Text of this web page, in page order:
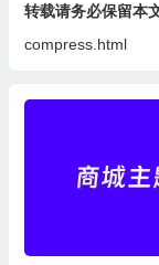
转载请务必保留本
compress.html